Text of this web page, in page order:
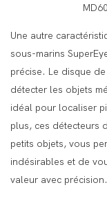
Une autre
sous-marins
précise. Le disque
détecter les objets
idéal pour localiser
plus, ces détecteurs
petits objets, vous
indésirables et de
valeur avec précision.